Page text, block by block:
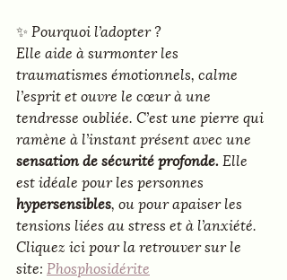
✨ Pourquoi l’adopter ?
Elle aide à surmonter les
traumatismes émotionnels, calme
l’esprit et ouvre le cœur à une
tendresse oubliée. C’est une pierre qui
ramène à l’instant présent avec une
sensation de sécurité profonde. Elle
est idéale pour les personnes
hypersensibles, ou pour apaiser les
tensions liées au stress et à l’anxiété.
Cliquez ici pour la retrouver sur le
site: Phosphosidérite